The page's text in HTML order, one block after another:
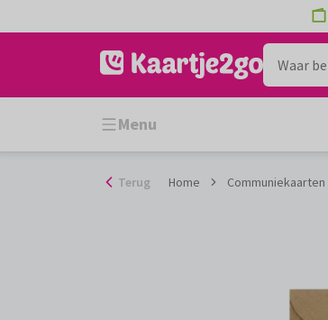
naar
Menu
Terug Home Communiekaarten